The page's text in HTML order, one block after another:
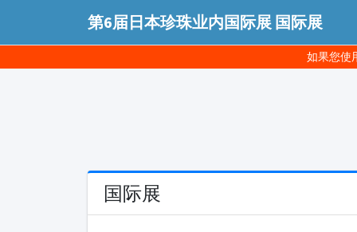
第6届日本珍珠业内国际展 国际展
如果您使
国际展